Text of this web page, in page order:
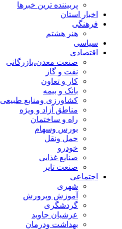
پربیننده ترین خبرها
اخبار استان
فرهنگی
هنر هشتم
سیاسی
اقتصادی
صنعت معدن،بازرگانی
نفت و گاز
کار و تعاون
بانک و بیمه
کشاورزی ومنابع طبیعی
مناطق آزاد و ویژه
راه و ساختمان
بورس وسهام
حمل ونقل
خودرو
صنایع غذایی
صنعت تایر
اجتماعی
شهری
آموزش وپرورش
گردشگری
عرشیان جاوید
بهداشت ودرمان